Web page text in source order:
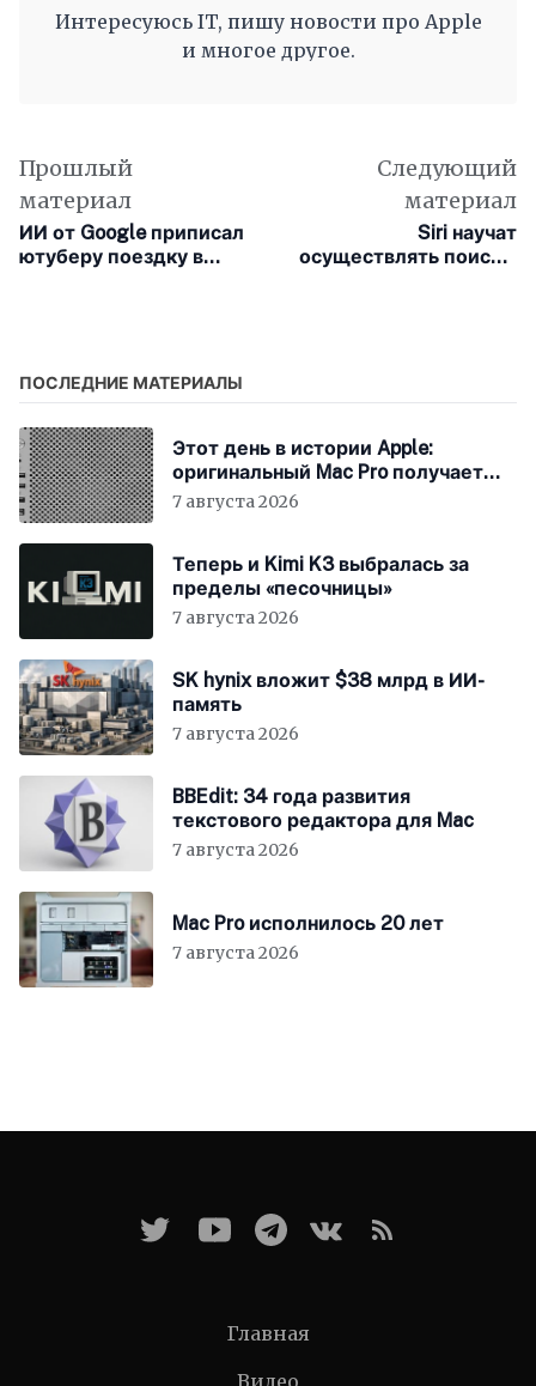
Интересуюсь IT, пишу новости про Apple
и многое другое.
Прошлый
материал
ИИ от Google приписал
ютуберу поездку в
Следующий
материал
Siri научат
осуществлять поиск в
ПОСЛЕДНИЕ МАТЕРИАЛЫ
Этот день в истории Apple:
оригинальный Mac Pro получает
мощный процессор Intel
7 августа 2026
Теперь и Kimi K3 выбралась за
пределы «песочницы»
7 августа 2026
SK hynix вложит $38 млрд в ИИ-
память
7 августа 2026
BBEdit: 34 года развития
текстового редактора для Mac
7 августа 2026
Mac Pro исполнилось 20 лет
7 августа 2026
Главная
Видео